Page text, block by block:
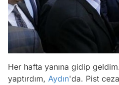
Her hafta yanına gidip
yaptırdım, Aydın'da. Pist